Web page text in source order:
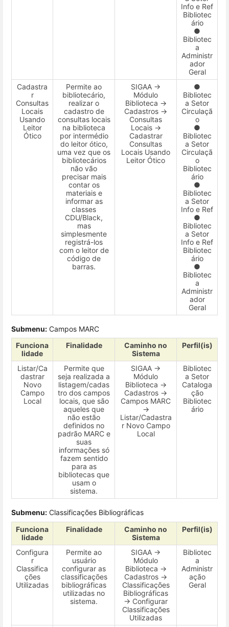
Info e Ref
Bibliotec
ário
●
Bibliotec
a
Administr
ador
Geral
Cadastra
r
Consultas
Locais
Usando
Leitor
Ótico
Permite ao
bibliotecário,
realizar o
cadastro de
consultas locais
na biblioteca
por intermédio
do leitor ótico,
uma vez que os
bibliotecários
não vão
precisar mais
contar os
materiais e
informar as
classes
CDU/Black,
mas
simplesmente
registrá-los
com o leitor de
código de
barras.
SIGAA →
Módulo
Biblioteca →
Cadastros →
Consultas
Locais →
Cadastrar
Consultas
Locais Usando
Leitor Ótico
●
Bibliotec
a Setor
Circulaçã
o
●
Bibliotec
a Setor
Circulaçã
o
Bibliotec
ário
●
Bibliotec
a Setor
Info e Ref
●
Bibliotec
a Setor
Info e Ref
Bibliotec
ário
●
Bibliotec
a
Administr
ador
Geral
Submenu: Campos MARC
Funciona
lidade
Finalidade
Caminho no
Sistema
Perfil(is)
Listar/Ca
dastrar
Novo
Campo
Local
Permite que
seja realizada a
listagem/cadas
tro dos campos
locais, que são
aqueles que
não estão
definidos no
padrão MARC e
suas
informações só
fazem sentido
para as
bibliotecas que
usam o
sistema.
SIGAA →
Módulo
Biblioteca →
Cadastros →
Campos MARC
→
Listar/Cadastra
r Novo Campo
Local
Bibliotec
a Setor
Cataloga
ção
Bibliotec
ário
Submenu: Classificações Bibliográficas
Funciona
lidade
Finalidade
Caminho no
Sistema
Perfil(is)
Configura
r
Classifica
ções
Utilizadas
Permite ao
usuário
configurar as
classificações
bibliográficas
utilizadas no
sistema.
SIGAA →
Módulo
Biblioteca →
Cadastros →
Classificações
Bibliográficas
→ Configurar
Classificações
Utilizadas
Bibliotec
a
Administr
ação
Geral